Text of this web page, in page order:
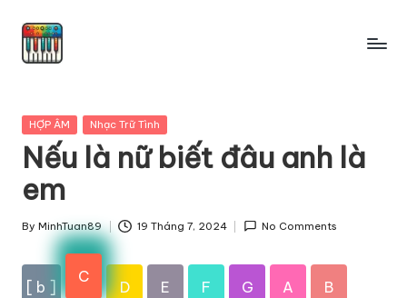
Skip
Posted
HỢP ÂM Nhạc Trữ Tình
Nếu là nữ biết đâu anh là
em
Posted
By MinhTuan89 19 Tháng 7, 2024 No Comments
[ b ]
C
D E F G A B